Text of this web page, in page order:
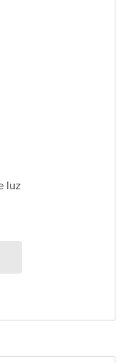
luz